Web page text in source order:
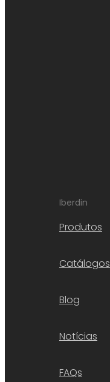
Iberdin
Produtos
Catálogos
Blog
Notícias
FAQs